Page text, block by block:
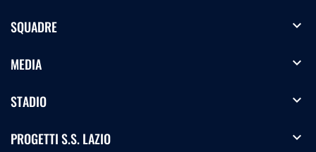
SQUADRE expand_more
MEDIA expand_more
STADIO expand_more
PROGETTI S.S. LAZIO expand_more